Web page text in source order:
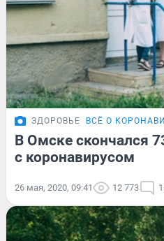
ЗДОРОВЬЕ ВСЁ О
В Омске скончался
с коронавирусом
26 мая, 2020, 09:41 12 773